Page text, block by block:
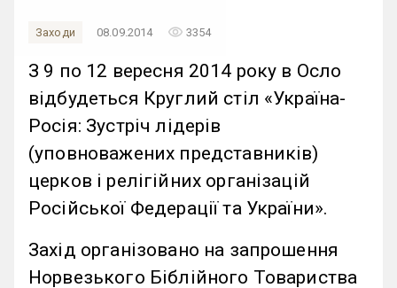
Заходи 08.09.2014 remove_red_eye 3354
З 9 по 12 вересня 2014 року в Осло
відбудеться Круглий стіл «Україна-
Росія: Зустріч лідерів
(уповноважених представників)
церков і релігійних організацій
Російської Федерації та України».
Захід організовано на запрошення
Норвезького Біблійного Товариства